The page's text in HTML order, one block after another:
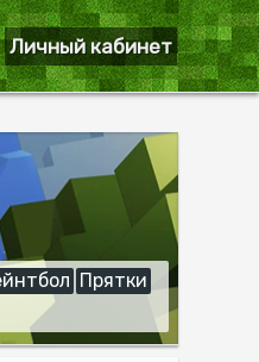
Личный кабинет
Прятки